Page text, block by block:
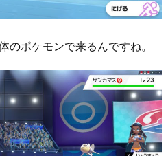
のポケモンで来るんですね。